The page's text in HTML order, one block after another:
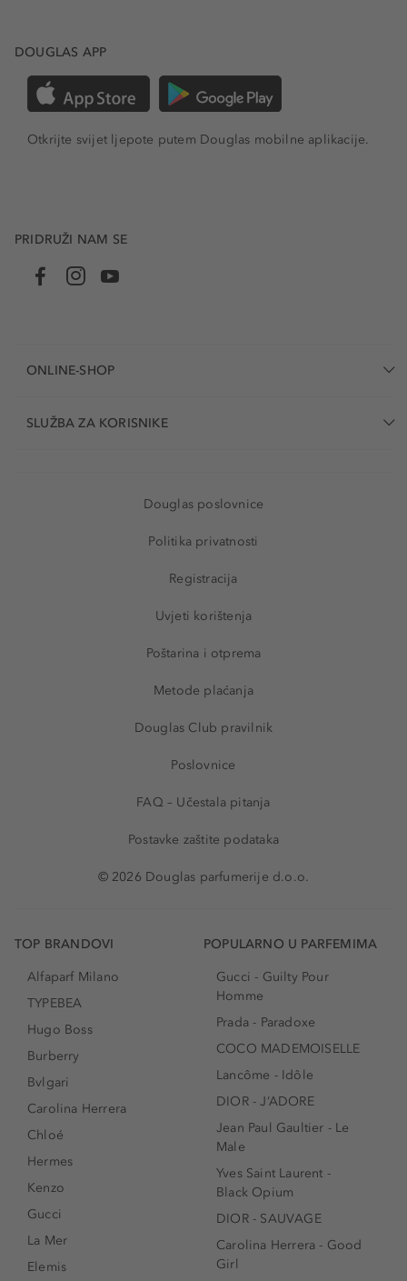
DOUGLAS APP
Otkrijte svijet ljepote putem Douglas mobilne aplikacije.
PRIDRUŽI NAM SE
ONLINE-SHOP
SLUŽBA ZA KORISNIKE
Douglas poslovnice
Politika privatnosti
Registracija
Uvjeti korištenja
Poštarina i otprema
Metode plaćanja
Douglas Club pravilnik
Poslovnice
FAQ – Učestala pitanja
Postavke zaštite podataka
© 2026 Douglas parfumerije d.o.o.
TOP BRANDOVI
Alfaparf Milano
TYPEBEA
Hugo Boss
Burberry
Bvlgari
Carolina Herrera
Chloé
Hermes
Kenzo
Gucci
La Mer
Elemis
POPULARNO U PARFEMIMA
Gucci - Guilty Pour
Homme
Prada - Paradoxe
COCO MADEMOISELLE
Lancôme - Idôle
DIOR - J’ADORE
Jean Paul Gaultier - Le
Male
Yves Saint Laurent -
Black Opium
DIOR - SAUVAGE
Carolina Herrera - Good
Girl